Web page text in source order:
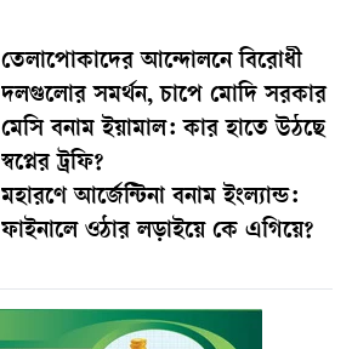
তেলাপোকাদের আন্দোলনে বিরোধী
দলগুলোর সমর্থন, চাপে মোদি সরকার
মেসি বনাম ইয়ামাল: কার হাতে উঠছে
স্বপ্নের ট্রফি?
মহারণে আর্জেন্টিনা বনাম ইংল্যান্ড:
ফাইনালে ওঠার লড়াইয়ে কে এগিয়ে?